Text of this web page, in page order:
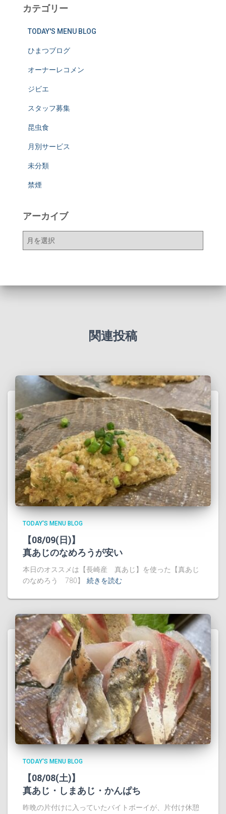
カテゴリー
TODAY'S MENU BLOG
ひまつブログ
オーナーレコメン
ジビエ
スタッフ募集
昆虫食
月別サービス
未分類
禁煙
アーカイブ
ア
ー
関連投稿
TODAY'S MENU BLOG
【08/09(日)】
真あじのなめろうが安い
本日のオススメは【長崎産 真あじ】を使った【真あじ
のなめろう 780】
続きを読む
TODAY'S MENU BLOG
【08/08(土)】
真あじ・しまあじ・かんぱち
昨晩の片付けに入っていたバイトボーイが、片付け休憩